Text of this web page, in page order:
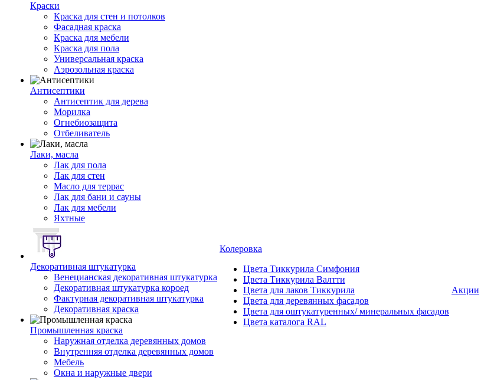
Краски
Краска для стен и потолков
Фасадная краска
Краска для мебели
Краска для пола
Универсальная краска
Аэрозольная краска
Антисептики
Антисептик для дерева
Морилка
Огнебиозащита
Отбеливатель
Лаки, масла
Лак для пола
Лак для стен
Масло для террас
Лак для бани и сауны
Лак для мебели
Яхтные
Декоративная штукатурка
Венецианская декоративная штукатурка
Декоративная штукатурка короед
Фактурная декоративная штукатурка
Декоративная краска
Промышленная краска
Наружная отделка деревянных домов
Внутренняя отделка деревянных домов
Мебель
Окна и наружные двери
Колеровка
Цвета Тиккурила Симфония
Цвета Тиккурила Валтти
Цвета для лаков Тиккурила
Цвета для деревянных фасадов
Цвета для оштукатуренных/ минеральных фасадов
Цвета каталога RAL
Акции